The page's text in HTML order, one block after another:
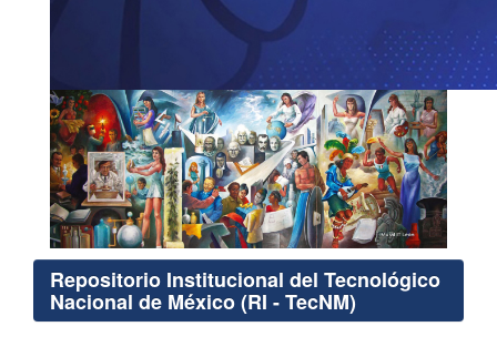
Repositorio Institucional del Tecnológico
Nacional de México (RI - TecNM)